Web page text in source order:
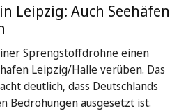
Leipzig: Auch Seehäfen
Sprengstoffdrohne einen
Leipzig/Halle verüben. Das
deutlich, dass Deutschlands
Bedrohungen ausgesetzt ist.